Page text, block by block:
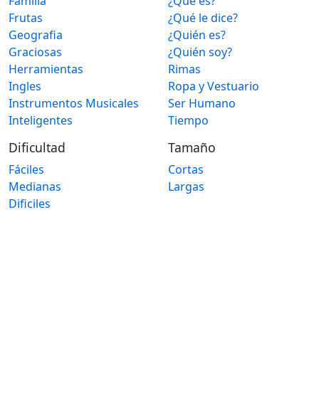
Frutas
Geografia
Graciosas
Herramientas
Ingles
Instrumentos Musicales
Inteligentes
¿Qué le dice?
¿Quién es?
¿Quién soy?
Rimas
Ropa y Vestuario
Ser Humano
Tiempo
Dificultad
Fáciles
Medianas
Dificiles
Tamaño
Cortas
Largas